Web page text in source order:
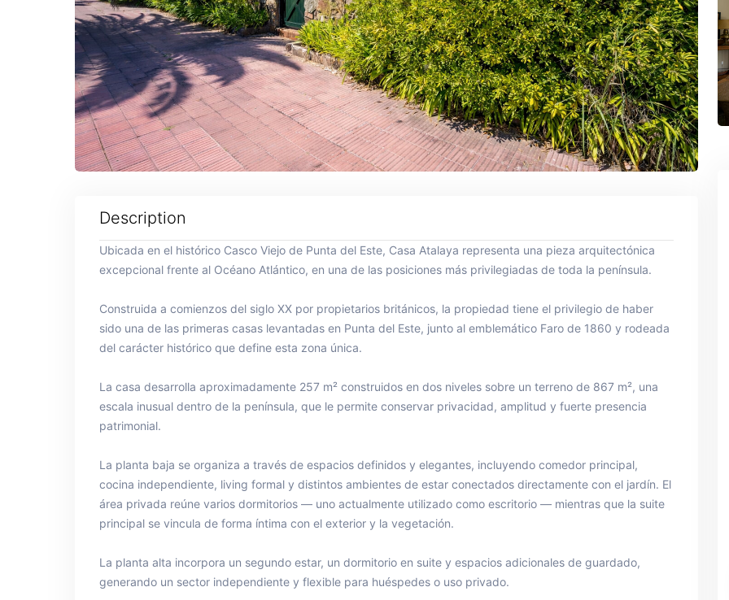
Description
Ubicada en el histórico Casco Viejo de Punta del Este, Casa Atalaya representa una pieza arquitectónica
excepcional frente al Océano Atlántico, en una de las posiciones más privilegiadas de toda la península.
Construida a comienzos del siglo XX por propietarios británicos, la propiedad tiene el privilegio de haber
sido una de las primeras casas levantadas en Punta del Este, junto al emblemático Faro de 1860 y rodeada
del carácter histórico que define esta zona única.
La casa desarrolla aproximadamente 257 m² construidos en dos niveles sobre un terreno de 867 m², una
escala inusual dentro de la península, que le permite conservar privacidad, amplitud y fuerte presencia
patrimonial.
La planta baja se organiza a través de espacios definidos y elegantes, incluyendo comedor principal,
cocina independiente, living formal y distintos ambientes de estar conectados directamente con el jardín. El
área privada reúne varios dormitorios — uno actualmente utilizado como escritorio — mientras que la suite
principal se vincula de forma íntima con el exterior y la vegetación.
La planta alta incorpora un segundo estar, un dormitorio en suite y espacios adicionales de guardado,
generando un sector independiente y flexible para huéspedes o uso privado.